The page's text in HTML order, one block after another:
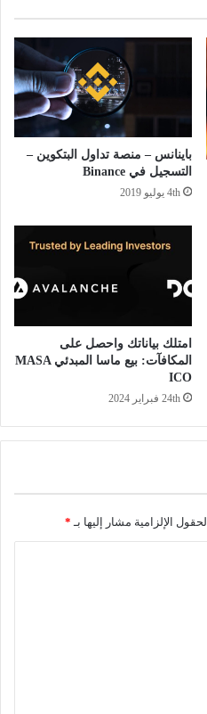
باينانس – منصة تداول البتكوين –
التسجيل في Binance
4th يوليو 2019
امتلك بياناتك واحصل على
المكافآت: بيع ماسا المبدئي MASA
ICO
24th فبراير 2024
الحقول الإلزامية مشار إليها بـ *